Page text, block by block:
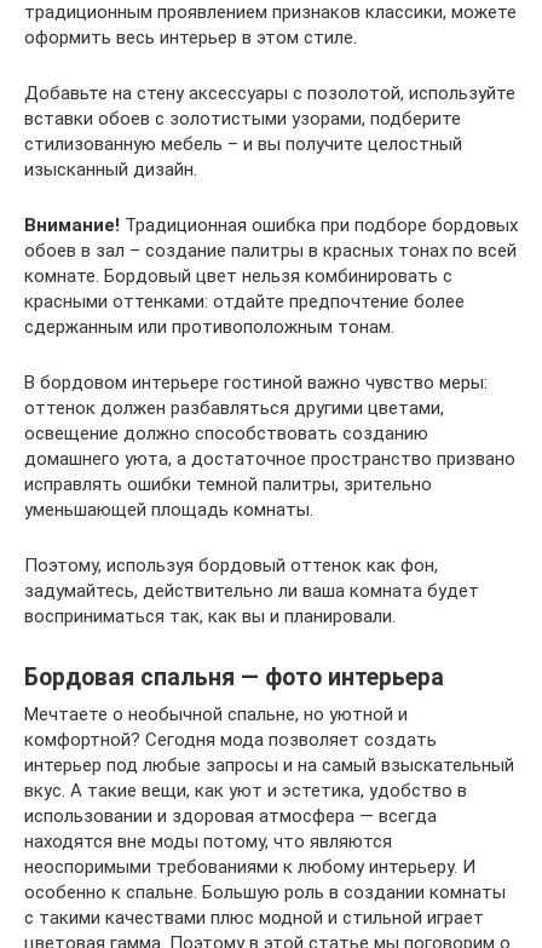
традиционным проявлением признаков классики, можете
оформить весь интерьер в этом стиле.
Добавьте на стену аксессуары с позолотой, используйте
вставки обоев с золотистыми узорами, подберите
стилизованную мебель – и вы получите целостный
изысканный дизайн.
Внимание! Традиционная ошибка при подборе бордовых
обоев в зал – создание палитры в красных тонах по всей
комнате. Бордовый цвет нельзя комбинировать с
красными оттенками: отдайте предпочтение более
сдержанным или противоположным тонам.
В бордовом интерьере гостиной важно чувство меры:
оттенок должен разбавляться другими цветами,
освещение должно способствовать созданию
домашнего уюта, а достаточное пространство призвано
исправлять ошибки темной палитры, зрительно
уменьшающей площадь комнаты.
Поэтому, используя бордовый оттенок как фон,
задумайтесь, действительно ли ваша комната будет
восприниматься так, как вы и планировали.
Бордовая спальня — фото интерьера
Мечтаете о необычной спальне, но уютной и
комфортной? Сегодня мода позволяет создать
интерьер под любые запросы и на самый взыскательный
вкус. А такие вещи, как уют и эстетика, удобство в
использовании и здоровая атмосфера — всегда
находятся вне моды потому, что являются
неоспоримыми требованиями к любому интерьеру. И
особенно к спальне. Большую роль в создании комнаты
с такими качествами плюс модной и стильной играет
цветовая гамма. Поэтому в этой статье мы поговорим о